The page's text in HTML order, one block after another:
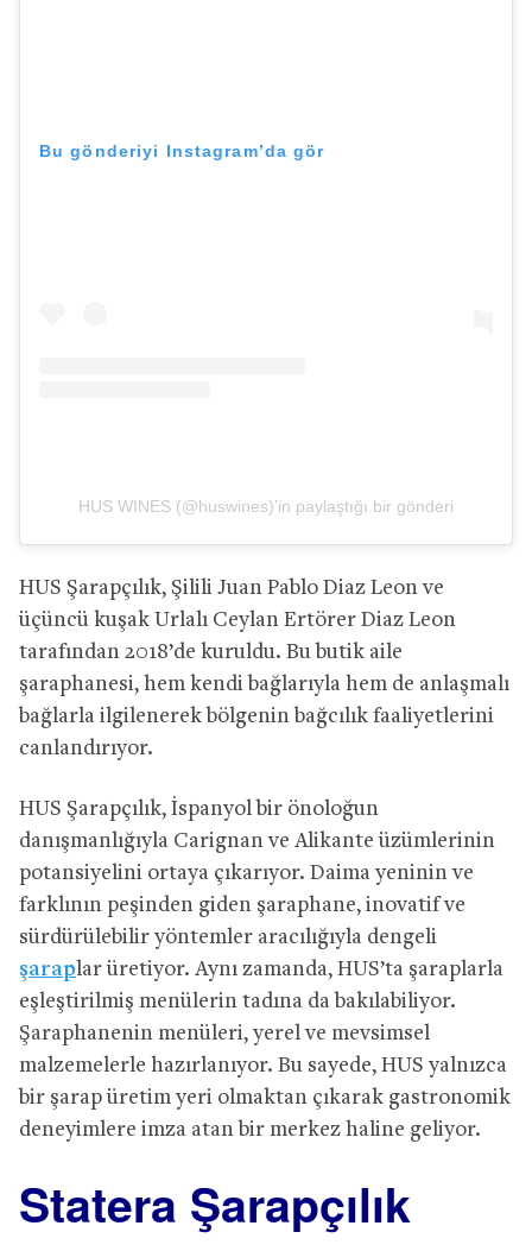
Bu gönderiyi Instagram’da gör
HUS WINES (@huswines)’in paylaştığı bir gönderi
HUS Şarapçılık, Şilili Juan Pablo Diaz Leon ve
üçüncü kuşak Urlalı Ceylan Ertörer Diaz Leon
tarafından 2018’de kuruldu. Bu butik aile
şaraphanesi, hem kendi bağlarıyla hem de anlaşmalı
bağlarla ilgilenerek bölgenin bağcılık faaliyetlerini
canlandırıyor.
HUS Şarapçılık, İspanyol bir önoloğun
danışmanlığıyla Carignan ve Alikante üzümlerinin
potansiyelini ortaya çıkarıyor. Daima yeninin ve
farklının peşinden giden şaraphane, inovatif ve
sürdürülebilir yöntemler aracılığıyla dengeli
şaraplar üretiyor. Aynı zamanda, HUS’ta şaraplarla
eşleştirilmiş menülerin tadına da bakılabiliyor.
Şaraphanenin menüleri, yerel ve mevsimsel
malzemelerle hazırlanıyor. Bu sayede, HUS yalnızca
bir şarap üretim yeri olmaktan çıkarak gastronomik
deneyimlere imza atan bir merkez haline geliyor.
Statera Şarapçılık